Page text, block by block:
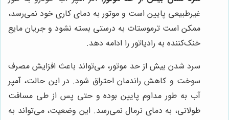
غیرطبیعی پایین است و موتور به دمای کاری خود نمی‌رسد،
ممکن است ترموستات به درستی بسته نشود و جریان مایع
خنک‌کننده به رادیاتور را ادامه دهد.
سرد شدن بیش از حد موتور، می‌تواند باعث افزایش مصرف
سوخت و کاهش راندمان احتراق شود. در این حالت، آمپر
آب به طور مداوم پایین بوده و حتی پس از طی مسافت
طولانی، به دمای نرمال نمی‌رسد. این وضعیت، می‌تواند به